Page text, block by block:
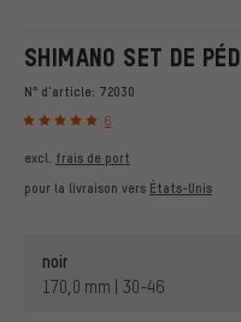
SHIMANO SET DE
N° d'article: 72030
6
excl. frais de port
pour la livraison vers États-Unis
noir
170,0 mm | 30-46